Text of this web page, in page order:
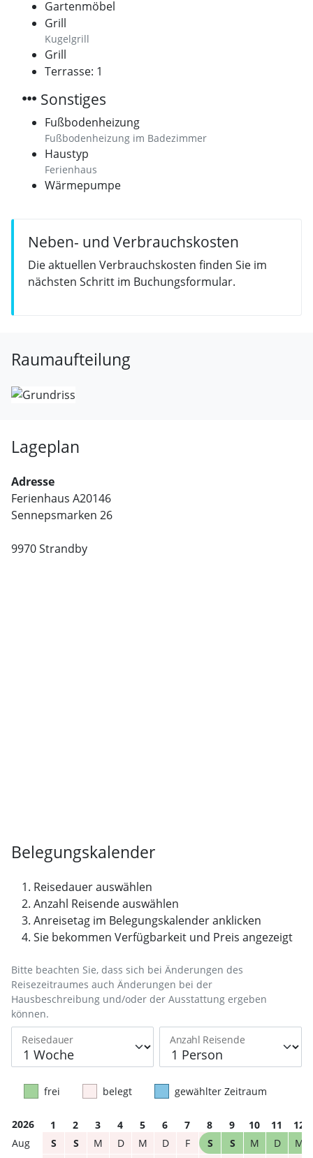
Gartenmöbel
Grill
Kugelgrill
Grill
Terrasse: 1
Sonstiges
Fußbodenheizung
Fußbodenheizung im Badezimmer
Haustyp
Ferienhaus
Wärmepumpe
Neben- und Verbrauchskosten
Die aktuellen Verbrauchskosten finden Sie im
nächsten Schritt im Buchungsformular.
Raumaufteilung
Lageplan
Adresse
Ferienhaus A20146
Sennepsmarken 26
9970 Strandby
Belegungskalender
Reisedauer auswählen
Anzahl Reisende auswählen
Anreisetag im Belegungskalender anklicken
Sie bekommen Verfügbarkeit und Preis angezeigt
Reisedauer Anzahl Reisende
Bitte beachten Sie, dass sich bei Änderungen des
Reisezeitraumes auch Änderungen bei der
Hausbeschreibung und/oder der Ausstattung ergeben
können.
frei belegt gewählter Zeitraum
2026 1 2 3 4 5 6 7 8 9 10 11
12
S
S M D M D F S S M D
M